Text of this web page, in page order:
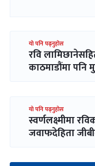
यो पनि पढ्नुहोस
रवि
काठमाडौंमा पनि
यो पनि पढ्नुहोस
स्वर्णलक्ष्मीमा
जवाफदेहिता